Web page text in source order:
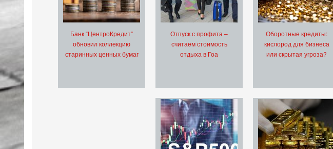
Банк “ЦентроКредит”
обновил коллекцию
старинных ценных бумаг
Отпуск с профита –
считаем стоимость
отдыха в Гоа
Оборотные кредиты:
кислород для бизнеса
или скрытая угроза?